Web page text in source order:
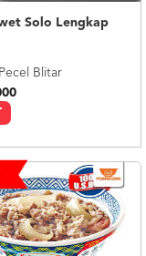
Solo Lengkap
Blitar